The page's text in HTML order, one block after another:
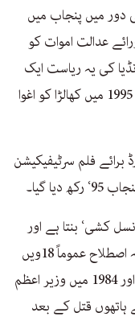
ابتدائی دور میں پنجاب میں
سے زائد ماورائے عدالت اموات کو
کی یہ ریاست ایک
خونریز شورش کی لپیٹ میں تھی۔ بعد ازاں 1995 میں کھالڑا کو اغوا
برائے فلم سرٹیفیکیشن
کشی‘ بنتا ہے اور
سکھ تاریخ میں اس کی گہری اہمیت ہے۔ یہ اصطلاح عموماً 18ویں
صدی میں سکھوں کے بڑے پیمانے پر قتل اور 1984 میں وزیر اعظم
قتل کے بعد